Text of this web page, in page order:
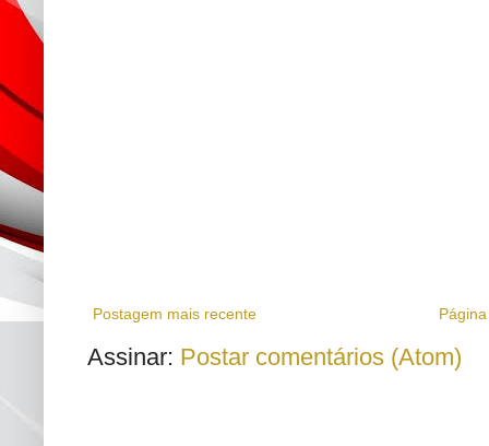
Postagem mais recente
Assinar: Postar comentários (Atom)